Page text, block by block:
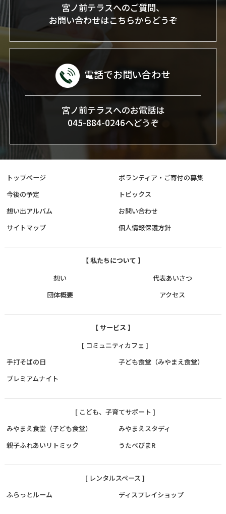
宮ノ前テラスへのご質問、
お問い合わせはこちらからどうぞ
電話でお問い合わせ
宮ノ前テラスへのお電話は
045-884-0246へどうぞ
トップページ
ボランティア・ご寄付の募集
今後の予定
トピックス
想い出アルバム
お問い合わせ
サイトマップ
個人情報保護方針
【 私たちについて 】
想い
代表あいさつ
団体概要
アクセス
【 サービス 】
[ コミュニティカフェ ]
手打そばの日
子ども食堂（みやまえ食堂）
プレミアムナイト
[ こども、子育てサポート ]
みやまえ食堂（子ども食堂）
みやまえスタディ
親子ふれあいリトミック
うたべびまR
[ レンタルスペース ]
ふらっとルーム
ディスプレイショップ